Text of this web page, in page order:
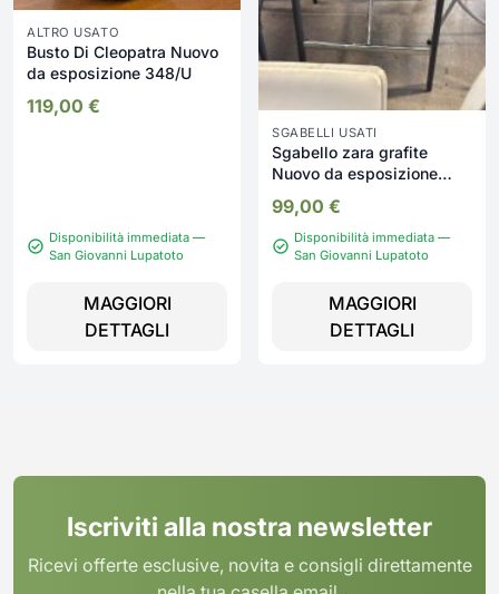
ALTRO USATO
Busto Di Cleopatra Nuovo
da esposizione 348/U
119,00 €
Disponibilità immediata —
San Giovanni Lupatoto
MAGGIORI
DETTAGLI
SGABELLI USATI
Sgabello zara grafite
Nuovo da esposizione
99,00 €
Disponibilità immediata —
San Giovanni Lupatoto
MAGGIORI
DETTAGLI
Iscriviti alla nostra newsletter
Ricevi offerte esclusive, novita e consigli direttamente